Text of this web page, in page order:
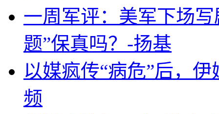
一周军评：美军下场
题”保真吗？-扬基
以媒疯传“病危”后，
频